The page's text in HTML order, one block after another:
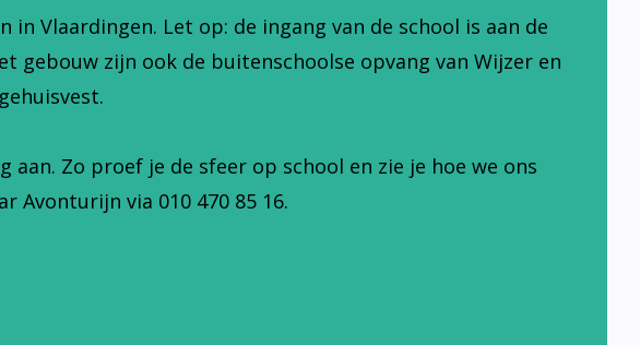
Vlaardingen. Let op: de ingang van de school is aan de
gebouw zijn ook de buitenschoolse opvang van Wijzer en
aan. Zo proef je de sfeer op school en zie je hoe we ons
Avonturijn via 010 470 85 16.